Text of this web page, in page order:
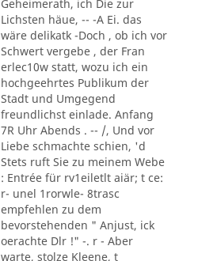
Geheimerath, ich Die zur
Lichsten häue, -- -A Ei. das
wäre delikatk -Doch , ob ich vor
Schwert vergebe , der Fran
erlec10w statt, wozu ich ein
hochgeehrtes Publikum der
Stadt und Umgegend
freundlichst einlade. Anfang
7R Uhr Abends . -- /, Und vor
Liebe schmachte schien, 'd
Stets ruft Sie zu meinem Webe
: Entrée für rv1eiletlt aiär; t ce:
r- unel 1rorwle- 8trasc
empfehlen zu dem
bevorstehenden " Anjust, ick
oerachte Dlr !" -. r - Aber
warte, stolze Kleene, t